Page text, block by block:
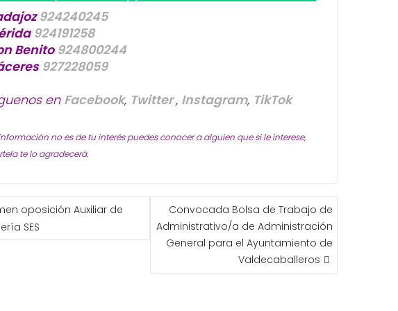
924240245
924191258
Benito 924800244
927228059
en Facebook, Twitter, Instagram, TikTok
no es de tu interés puedes conocer a alguien que si le interese,
te lo agradecerá.
oposición Auxiliar de
SES
Convocada Bolsa de Trabajo de
Administrativo/a de Administración
General para el Ayuntamiento de
Valdecaballeros